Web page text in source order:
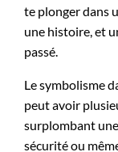
te plonger dans
une histoire, et
passé.
Le symbolisme
peut avoir
surplombant
sécurité ou